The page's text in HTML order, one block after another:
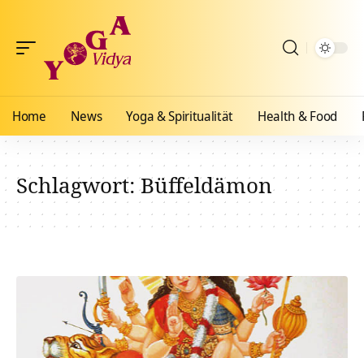
Home News Yoga & Spiritualität Health & Food
Schlagwort:Büffeldämon